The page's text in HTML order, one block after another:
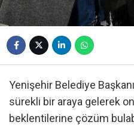
Yenişehir Belediye
sürekli bir araya gelerek
beklentilerine çözüm